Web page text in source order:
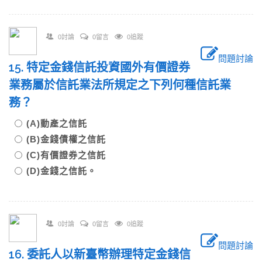
0討論 0留言 0追蹤
問題討論
15. 特定金錢信託投資國外有價證券
業務屬於信託業法所規定之下列何種信託業
務？
(A)動產之信託
(B)金錢債權之信託
(C)有價證券之信託
(D)金錢之信託。
0討論 0留言 0追蹤
問題討論
16. 委託人以新臺幣辦理特定金錢信